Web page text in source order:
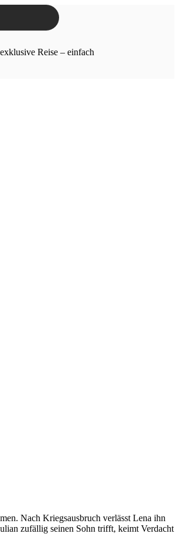
Reise – einfach
Nach Kriegsausbruch verlässt Lena ihn
zufällig seinen Sohn trifft, keimt Verdacht